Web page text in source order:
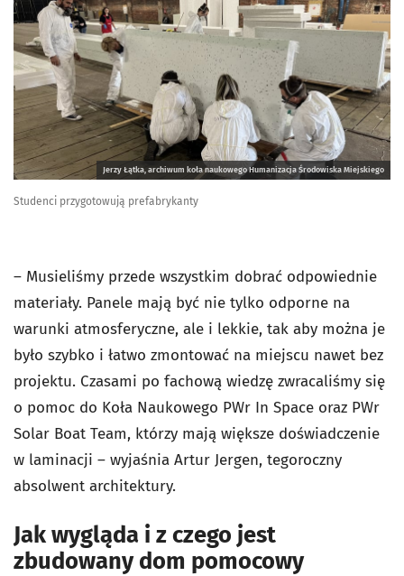
Jerzy Łątka, archiwum koła naukowego Humanizacja Środowiska Miejskiego
Studenci przygotowują prefabrykanty
– Musieliśmy przede wszystkim dobrać odpowiednie
materiały. Panele mają być nie tylko odporne na
warunki atmosferyczne, ale i lekkie, tak aby można je
było szybko i łatwo zmontować na miejscu nawet bez
projektu. Czasami po fachową wiedzę zwracaliśmy się
o pomoc do Koła Naukowego PWr In Space oraz PWr
Solar Boat Team, którzy mają większe doświadczenie
w laminacji – wyjaśnia Artur Jergen, tegoroczny
absolwent architektury.
Jak wygląda i z czego jest
zbudowany dom pomocowy